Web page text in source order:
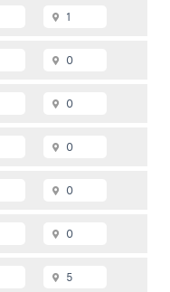
1
0
0
0
0
0
5